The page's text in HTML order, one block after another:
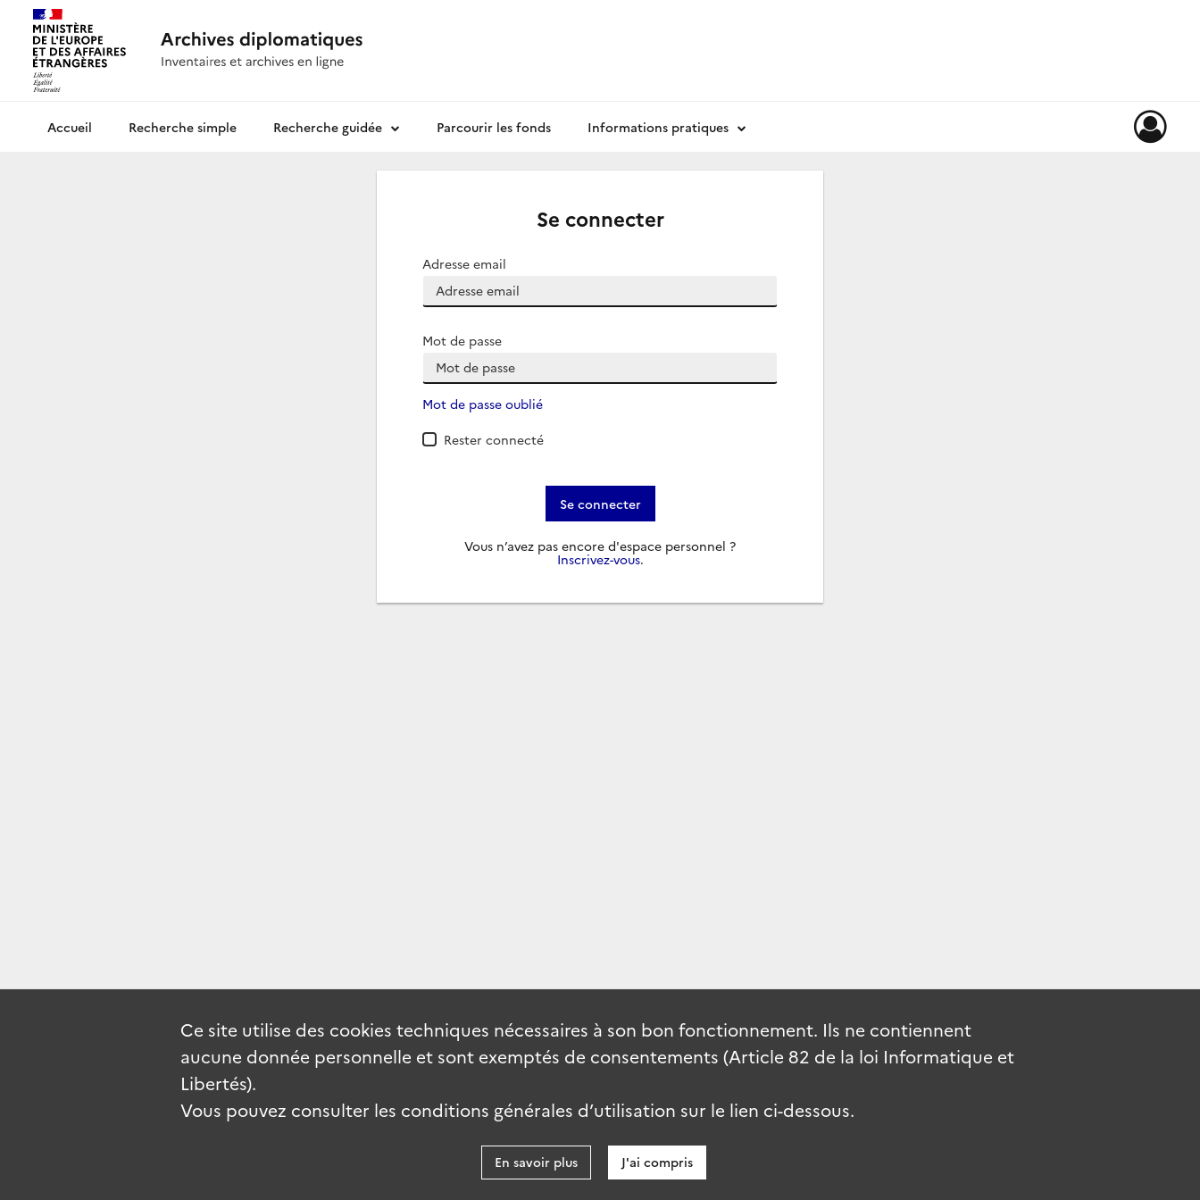
Archives diplomatiquesRecherche simple Recherche guidée Parcourir les fonds Informations pratiques
Se connecter
Adresse email
Mot de passe
Mot de passe oublié
Rester connecté
Se connecter
Vous n’avez pas encore d'espace personnel ?
Inscrivez-vous.
Ce site utilise des cookies techniques nécessaires à son bon fonctionnement. Ils ne contiennent
aucune donnée personnelle et sont exemptés de consentements (Article 82 de la loi Informatique et
Libertés).
Vous pouvez consulter les conditions générales d’utilisation sur le lien ci-dessous.
En savoir plus J'ai compris